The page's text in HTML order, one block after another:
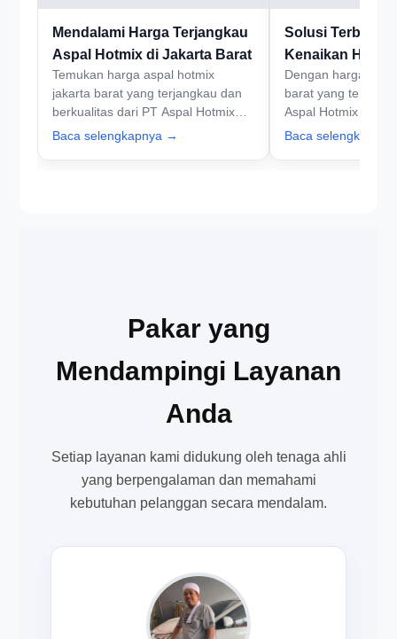
Mendalami Harga Terjangkau
Aspal Hotmix di Jakarta Barat
Temukan harga aspal hotmix
jakarta barat yang terjangkau dan
berkualitas dari PT Aspal Hotmix
Jakarta. Hubungi kami sekarang
Baca selengkapnya →
Solusi Terbaik
Kenaikan
Jakarta Barat
Dengan harga
barat yang terus
Aspal Hotmix
solusi tepat untuk
Baca
Pakar yang
Mendampingi Layanan
Anda
Setiap layanan kami didukung oleh tenaga ahli
yang berpengalaman dan memahami
kebutuhan pelanggan secara mendalam.